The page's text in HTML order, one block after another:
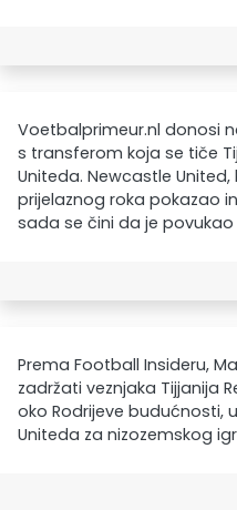
Voetbalprimeur.nl donosi
s transferom koja se tiče
Uniteda. Newcastle
prijelaznog roka pokazao
sada se čini da je povukao
Prema Football Insideru,
zadržati veznjaka Tijjanija
oko Rodrijeve budućnosti,
Uniteda za nizozemskog